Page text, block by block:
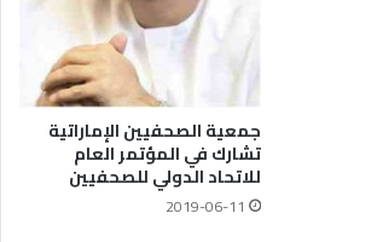
جمعية الصحفيين الإماراتية
تشارك في المؤتمر العام
للاتحاد الدولي للصحفيين
2019-06-11